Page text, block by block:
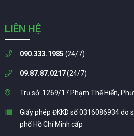
LIÊN HỆ
090.333.1985 (24/7)
09.87.87.0217(24/7)
Trụ sở: 1269/17 Phạm Thế Hiển,
Giấy phép ĐKKD số 0316086934 do
phố Hồ Chí Minh cấp